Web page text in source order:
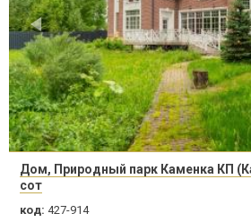
Дом, Природный парк Каменка КП
сот
код: 427-914